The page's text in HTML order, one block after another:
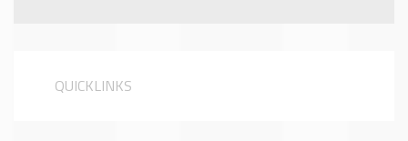
QUICKLINKS